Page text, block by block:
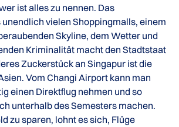
ist alles zu nennen. Das
unendlich vielen Shoppingmalls, einem
Skyline, dem Wetter und
Kriminalität macht den Stadtstaat
Zuckerstück an Singapur ist die
Vom Changi Airport kann man
einen Direktflug nehmen und so
unterhalb des Semesters machen.
zu sparen, lohnt es sich, Flüge